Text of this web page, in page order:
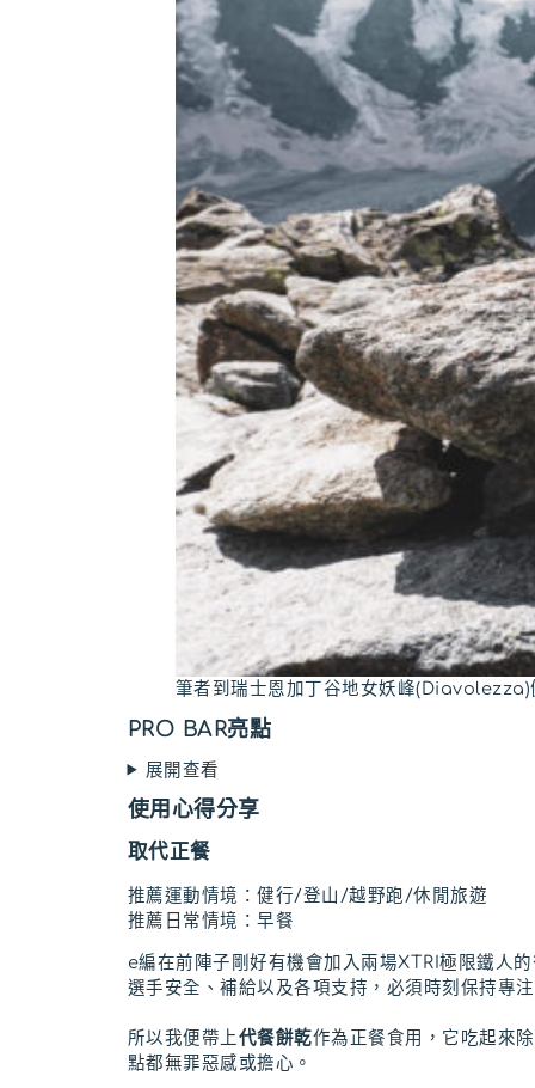
筆者到瑞士恩加丁谷地女妖峰(Diavolezza)
PRO BAR亮點
展開查看
使用心得分享
取代正餐
推薦運動情境：健行/登山/越野跑/休閒旅遊
推薦日常情境：早餐
e編在前陣子剛好有機會加入兩場XTRI極限鐵人
選手安全、補給以及各項支持，必須時刻保持專
所以我便帶上代餐餅乾作為正餐食用，它吃起來
點都無罪惡感或擔心。